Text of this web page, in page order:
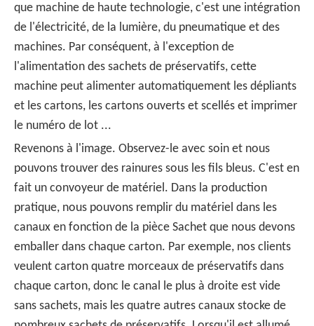
que machine de haute technologie, c'est une intégration
de l'électricité, de la lumière, du pneumatique et des
machines. Par conséquent, à l'exception de
l'alimentation des sachets de préservatifs, cette
machine peut alimenter automatiquement les dépliants
et les cartons, les cartons ouverts et scellés et imprimer
le numéro de lot ...
Revenons à l'image. Observez-le avec soin et nous
pouvons trouver des rainures sous les fils bleus. C'est en
fait un convoyeur de matériel. Dans la production
pratique, nous pouvons remplir du matériel dans les
canaux en fonction de la pièce Sachet que nous devons
emballer dans chaque carton. Par exemple, nos clients
veulent carton quatre morceaux de préservatifs dans
chaque carton, donc le canal le plus à droite est vide
sans sachets, mais les quatre autres canaux stocke de